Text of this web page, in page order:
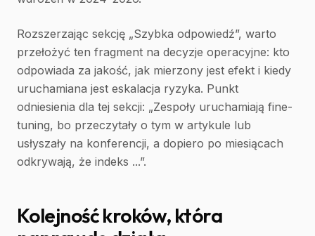
Rozszerzając sekcję „Szybka odpowiedź”, warto
przełożyć ten fragment na decyzje operacyjne: kto
odpowiada za jakość, jak mierzony jest efekt i kiedy
uruchamiana jest eskalacja ryzyka. Punkt
odniesienia dla tej sekcji: „Zespoły uruchamiają fine-
tuning, bo przeczytały o tym w artykule lub
usłyszały na konferencji, a dopiero po miesiącach
odkrywają, że indeks ...”.
Kolejność kroków, która